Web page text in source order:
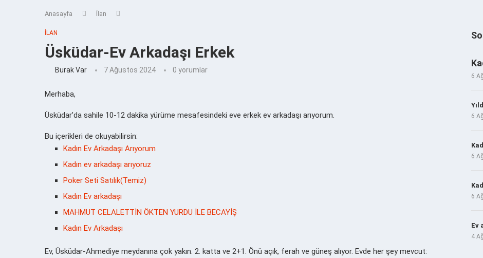
Anasayfa İlan
İLAN
Üsküdar-Ev Arkadaşı Erkek
Burak Var 7 Ağustos 2024 0 yorumlar
Merhaba,
Üsküdar’da sahile 10-12 dakika yürüme mesafesindeki eve erkek ev arkadaşı arıyorum.
Bu içerikleri de okuyabilirsin:
Kadın Ev Arkadaşı Arıyorum
Kadın ev arkadaşı arıyoruz
Poker Seti Satılık(Temiz)
Kadın Ev arkadaşı
MAHMUT CELALETTİN ÖKTEN YURDU İLE BECAYİŞ
Kadın Ev Arkadaşı
Ev, Üsküdar-Ahmediye meydanına çok yakın. 2. katta ve 2+1. Önü açık, ferah ve güneş alıyor. Evde her şey mevcut:
6
6
6
6
Ev
4